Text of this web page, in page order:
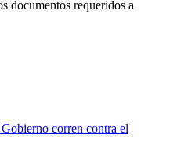
documentos requeridos a